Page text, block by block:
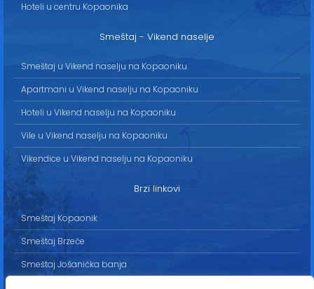
Hoteli u centru Kopaonika
Smeštaj - Vikend naselje
Smeštaj u Vikend naselju na Kopaoniku
Apartmani u Vikend naselju na Kopaoniku
Hoteli u Vikend naselju na Kopaoniku
Vile u Vikend naselju na Kopaoniku
Vikendice u Vikend naselju na Kopaoniku
Brzi linkovi
Smeštaj Kopaonik
Smeštaj Brzeće
Smeštaj Jošanička banja